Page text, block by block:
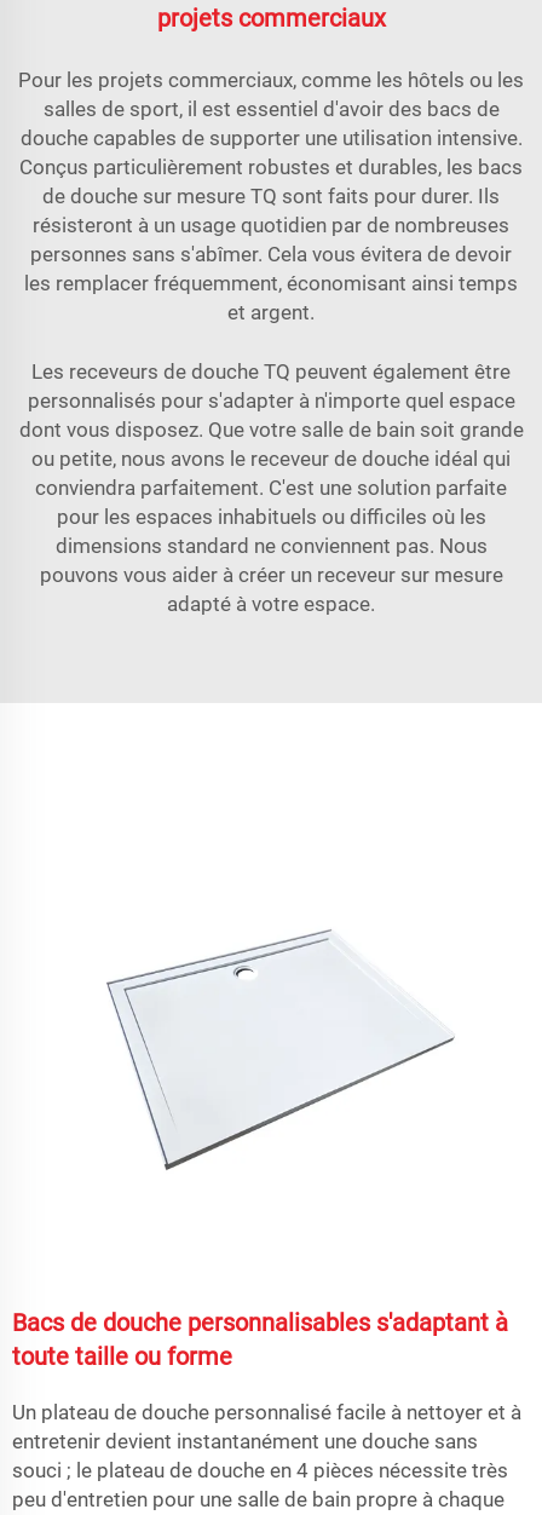
projets commerciaux
Pour les projets commerciaux, comme les hôtels ou les
salles de sport, il est essentiel d'avoir des bacs de
douche capables de supporter une utilisation intensive.
Conçus particulièrement robustes et durables, les bacs
de douche sur mesure TQ sont faits pour durer. Ils
résisteront à un usage quotidien par de nombreuses
personnes sans s'abîmer. Cela vous évitera de devoir
les remplacer fréquemment, économisant ainsi temps
et argent.
Les receveurs de douche TQ peuvent également être
personnalisés pour s'adapter à n'importe quel espace
dont vous disposez. Que votre salle de bain soit grande
ou petite, nous avons le receveur de douche idéal qui
conviendra parfaitement. C'est une solution parfaite
pour les espaces inhabituels ou difficiles où les
dimensions standard ne conviennent pas. Nous
pouvons vous aider à créer un receveur sur mesure
adapté à votre espace.
Bacs de douche personnalisables s'adaptant à
toute taille ou forme
Un plateau de douche personnalisé facile à nettoyer et à
entretenir devient instantanément une douche sans
souci ; le plateau de douche en 4 pièces nécessite très
peu d'entretien pour une salle de bain propre à chaque